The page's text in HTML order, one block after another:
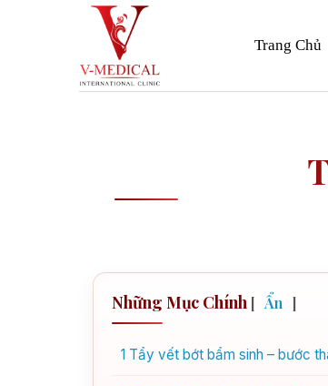
Trang Chủ
Những Mục Chính [ Ẩn ]
1 Tẩy vết bớt bẩm sinh – bước